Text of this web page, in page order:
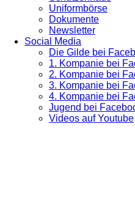
Uniformbörse
Dokumente
Newsletter
Social Media
Die Gilde bei
1. Kompanie bei
2. Kompanie bei
3. Kompanie bei
4. Kompanie bei
Jugend bei
Videos auf Youtube